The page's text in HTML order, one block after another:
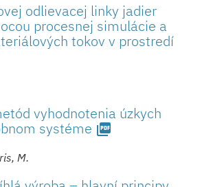
odlievacej linky jadier
procesnej simulácie a
tokov v prostredí
vyhodnotenia úzkych
systéme picture_as_pdf
M.